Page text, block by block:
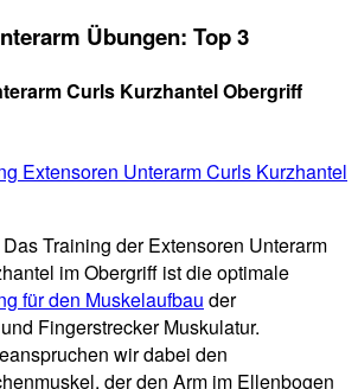
Übungen: Top 3
Curls Kurzhantel Obergriff
Das Training der Extensoren Unterarm
im Obergriff ist die optimale
für den Muskelaufbau der
Fingerstrecker Muskulatur.
wir dabei den
der den Arm im Ellenbogen